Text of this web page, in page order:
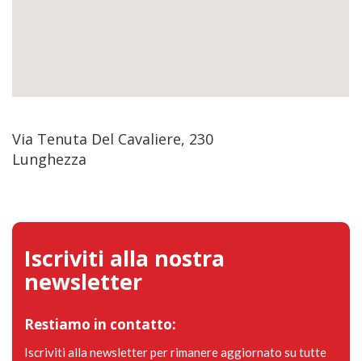
Via Tenuta Del Cavaliere, 230
Lunghezza
Iscriviti alla nostra
newsletter
Restiamo in contatto:
Iscriviti alla newsletter per rimanere aggiornato su tutte